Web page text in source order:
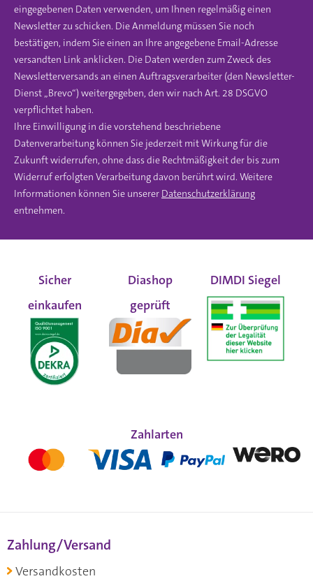
eingegebenen Daten verwenden, um Ihnen regelmäßig einen
Newsletter zu schicken. Die Anmeldung müssen Sie noch
bestätigen, indem Sie einen an Ihre angegebene Email-Adresse
versandten Link anklicken. Die Daten werden zum Zweck des
Newsletterversands an einen Auftragsverarbeiter (den Newsletter-
Dienst „Brevo“) weitergegeben, den wir nach Art. 28 DSGVO
verpflichtet haben.
Ihre Einwilligung in die vorstehend beschriebene
Datenverarbeitung können Sie jederzeit mit Wirkung für die
Zukunft widerrufen, ohne dass die Rechtmäßigkeit der bis zum
Widerruf erfolgten Verarbeitung davon berührt wird. Weitere
Informationen können Sie unserer Datenschutzerklärung
entnehmen.
Sicher
einkaufen
Diashop
geprüft
DIMDI Siegel
Zahlarten
Zahlung/Versand
Versandkosten